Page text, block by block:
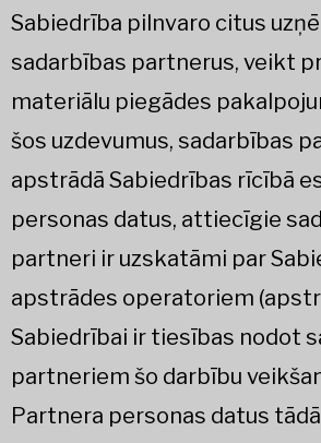
Sabiedrība pilnvaro citus
sadarbības partnerus, veikt
materiālu piegādes
šos uzdevumus, sadarbības
apstrādā Sabiedrības rīcībā
personas datus, attiecīgie
partneri ir uzskatāmi par
apstrādes operatoriem
Sabiedrībai ir tiesības nodot
partneriem šo darbību
Partnera personas datus